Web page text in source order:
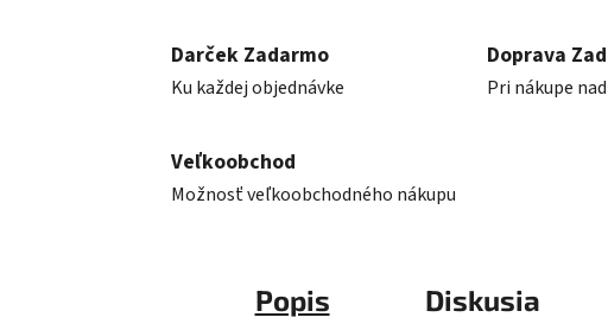
Darček Zadarmo
Ku každej objednávke
Doprava
Pri nákupe
Veľkoobchod
Možnosť veľkoobchodného nákupu
Popis Diskusia